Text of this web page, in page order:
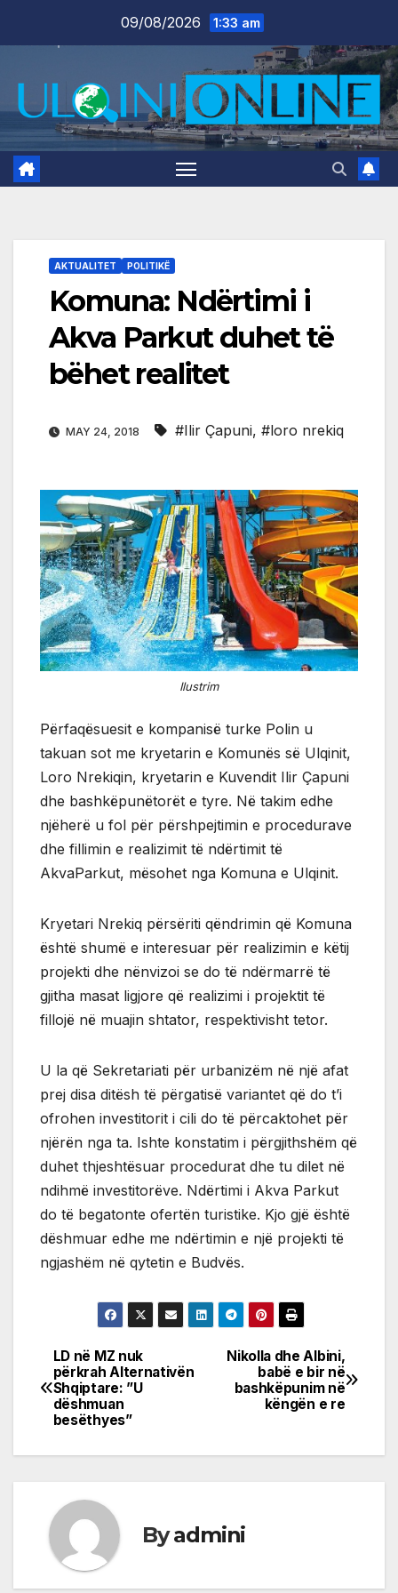
09/08/2026 1:33 am
AKTUALITET POLITIKË
Komuna: Ndërtimi i
Akva Parkut duhet të
bëhet realitet
MAY 24, 2018 #Ilir Çapuni, #loro nrekiq
Ilustrim
Përfaqësuesit e kompanisë turke Polin u
takuan sot me kryetarin e Komunës së Ulqinit,
Loro Nrekiqin, kryetarin e Kuvendit Ilir Çapuni
dhe bashkëpunëtorët e tyre. Në takim edhe
njëherë u fol për përshpejtimin e procedurave
dhe fillimin e realizimit të ndërtimit të
AkvaParkut, mësohet nga Komuna e Ulqinit.
Kryetari Nrekiq përsëriti qëndrimin që Komuna
është shumë e interesuar për realizimin e këtij
projekti dhe nënvizoi se do të ndërmarrë të
gjitha masat ligjore që realizimi i projektit të
fillojë në muajin shtator, respektivisht tetor.
U la që Sekretariati për urbanizëm në një afat
prej disa ditësh të përgatisë variantet që do t’i
ofrohen investitorit i cili do të përcaktohet për
njërën nga ta. Ishte konstatim i përgjithshëm që
duhet thjeshtësuar procedurat dhe tu dilet në
ndihmë investitorëve. Ndërtimi i Akva Parkut
do të begatonte ofertën turistike. Kjo gjë është
dëshmuar edhe me ndërtimin e një projekti të
ngjashëm në qytetin e Budvës.
Post
navigation
Nikolla dhe Albini,
babë e bir në
bashkëpunim në
këngën e re
LD në MZ nuk
përkrah Alternativën
Shqiptare: ”U
dëshmuan
besëthyes”
Byadmini